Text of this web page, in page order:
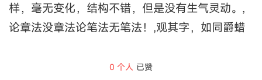
样，毫无变化，结构不错，但是没有生气灵动。,
论章法没章法论笔法无笔法！,观其字，如同爵蜡
0 个人 已赞